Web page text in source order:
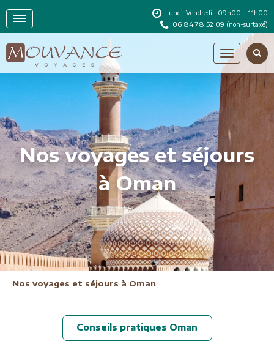
Lundi-Vendredi : 09h00 - 11h00
06 84 78 52 09 (non-surtaxé)
Nos voyages et séjours
à Oman
Nos voyages et séjours à Oman
Conseils pratiques Oman